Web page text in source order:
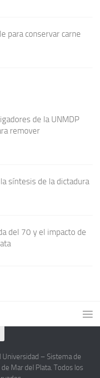
para conservar carne
de la UNMDP
remover
síntesis de la dictadura
del 70 y el impacto de
– Sistema de
Mar del Plata. Todos los